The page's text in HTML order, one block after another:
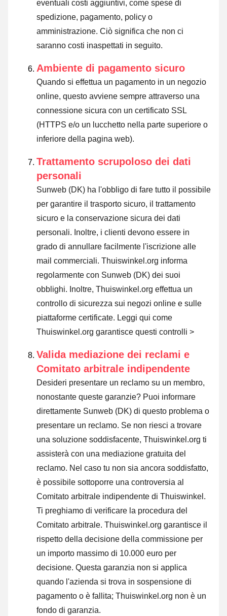
eventuali costi aggiuntivi, come spese di
spedizione, pagamento, policy o
amministrazione. Ciò significa che non ci
saranno costi inaspettati in seguito.
Ambiente di pagamento sicuro
Quando si effettua un pagamento in un negozio
online, questo avviene sempre attraverso una
connessione sicura con un certificato SSL
(HTTPS e/o un lucchetto nella parte superiore o
inferiore della pagina web).
Trattamento scrupoloso dei dati
personali
Sunweb (DK) ha l'obbligo di fare tutto il possibile
per garantire il trasporto sicuro, il trattamento
sicuro e la conservazione sicura dei dati
personali. Inoltre, i clienti devono essere in
grado di annullare facilmente l'iscrizione alle
mail commerciali. Thuiswinkel.org informa
regolarmente con Sunweb (DK) dei suoi
obblighi. Inoltre, Thuiswinkel.org effettua un
controllo di sicurezza sui negozi online e sulle
piattaforme certificate. Leggi qui come
Thuiswinkel.org garantisce questi controlli >
Valida mediazione dei reclami e
Comitato arbitrale indipendente
Desideri presentare un reclamo su un membro,
nonostante queste garanzie? Puoi informare
direttamente Sunweb (DK) di questo problema o
presentare un reclamo. Se non riesci a trovare
una soluzione soddisfacente, Thuiswinkel.org ti
assisterà con una mediazione gratuita del
reclamo. Nel caso tu non sia ancora soddisfatto,
è possibile sottoporre una controversia al
Comitato arbitrale indipendente di Thuiswinkel.
Ti preghiamo di verificare la procedura del
Comitato arbitrale. Thuiswinkel.org garantisce il
rispetto della decisione della commissione per
un importo massimo di 10.000 euro per
decisione. Questa garanzia non si applica
quando l'azienda si trova in sospensione di
pagamento o è fallita; Thuiswinkel.org non è un
fondo di garanzia.